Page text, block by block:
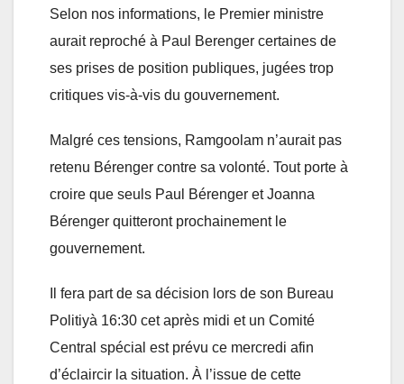
Selon nos informations, le Premier ministre
aurait reproché à Paul Berenger certaines de
ses prises de position publiques, jugées trop
critiques vis-à-vis du gouvernement.
Malgré ces tensions, Ramgoolam n’aurait pas
retenu Bérenger contre sa volonté. Tout porte à
croire que seuls Paul Bérenger et Joanna
Bérenger quitteront prochainement le
gouvernement.
Il fera part de sa décision lors de son Bureau
Politiyà 16:30 cet après midi et un Comité
Central spécial est prévu ce mercredi afin
d’éclaircir la situation. À l’issue de cette